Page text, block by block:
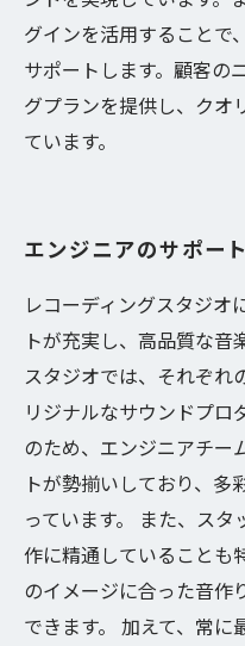
グインを活用することで
サポートします。顧客の
グプランを提供し、クオ
ています。
エンジニアのサポー
レコーディングスタジオ
トが充実し、高品質な音
スタジオでは、それぞれ
リジナルなサウンドプロ
のため、エンジニアチー
トが勢揃いしており、
っています。 また、ス
作に精通していることも
のイメージに合った音作
できます。 加えて、常